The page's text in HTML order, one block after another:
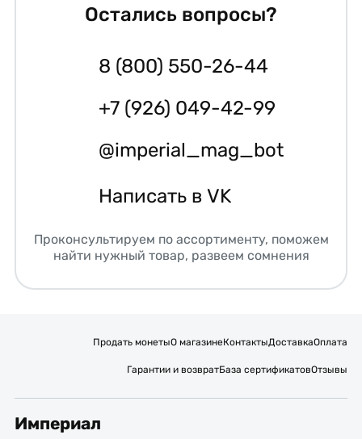
Остались вопросы?
8 (800) 550-26-44
+7 (926) 049-42-99
@imperial_mag_bot
Написать в VK
Проконсультируем по ассортименту, поможем
найти нужный товар, развеем сомнения
Продать монетыО магазинеКонтактыДоставкаОплата
Гарантии и возвратБаза сертификатовОтзывы
Империал